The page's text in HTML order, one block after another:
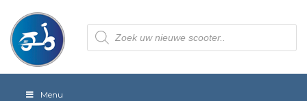
Producten
zoeken
Menu